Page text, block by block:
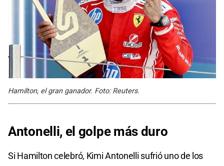
Hamilton, el gran ganador. Foto: Reuters.
Antonelli, el golpe más duro
Si Hamilton celebró, Kimi Antonelli sufrió uno de los